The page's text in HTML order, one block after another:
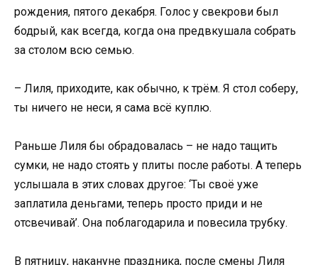
рождения, пятого декабря. Голос у свекрови был
бодрый, как всегда, когда она предвкушала собрать
за столом всю семью.
– Лиля, приходите, как обычно, к трём. Я стол соберу,
ты ничего не неси, я сама всё куплю.
Раньше Лиля бы обрадовалась – не надо тащить
сумки, не надо стоять у плиты после работы. А теперь
услышала в этих словах другое: ‘Ты своё уже
заплатила деньгами, теперь просто приди и не
отсвечивай’. Она поблагодарила и повесила трубку.
В пятницу, накануне праздника, после смены Лиля